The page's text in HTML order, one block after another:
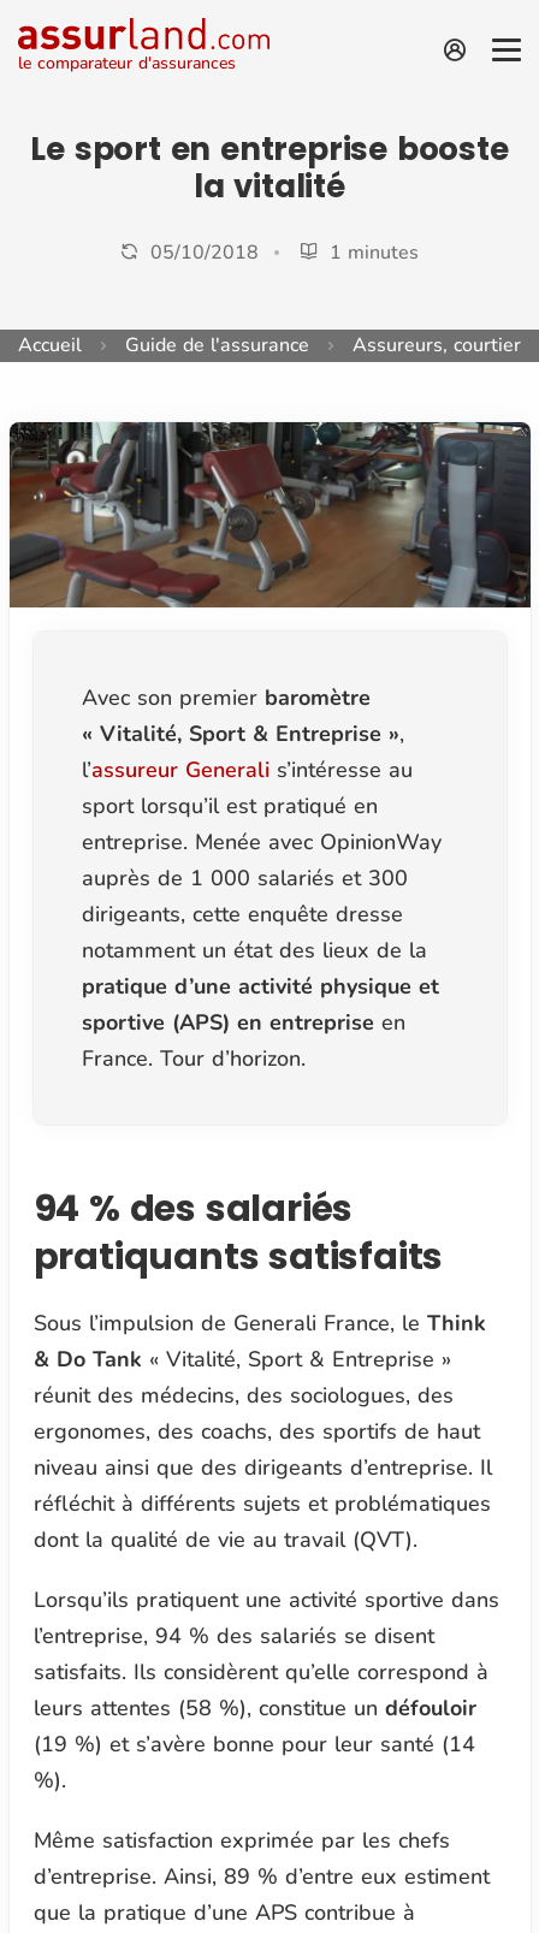
le comparateur d'assurances
Le sport en entreprise booste
la vitalité
05/10/2018 1 minutes
Accueil Guide de l'assurance Assureurs,
Avec son premier baromètre
« Vitalité, Sport & Entreprise »,
l’assureur Generalis’intéresse au
sport lorsqu’il est pratiqué en
entreprise. Menée avec OpinionWay
auprès de 1 000 salariés et 300
dirigeants, cette enquête dresse
notamment un état des lieux de la
pratique d’une activité physique et
sportive (APS) en entreprise en
France. Tour d’horizon.
94 % des salariés
pratiquants satisfaits
Sous l’impulsion de Generali France, le Think
& Do Tank « Vitalité, Sport & Entreprise »
réunit des médecins, des sociologues, des
ergonomes, des coachs, des sportifs de haut
niveau ainsi que des dirigeants d’entreprise. Il
réfléchit à différents sujets et problématiques
dont la qualité de vie au travail (QVT).
Lorsqu’ils pratiquent une activité sportive dans
l’entreprise, 94 % des salariés se disent
satisfaits. Ils considèrent qu’elle correspond à
leurs attentes (58 %), constitue un défouloir
(19 %) et s’avère bonne pour leur santé (14
%).
Même satisfaction exprimée par les chefs
d’entreprise. Ainsi, 89 % d’entre eux estiment
que la pratique d’une APS contribue à